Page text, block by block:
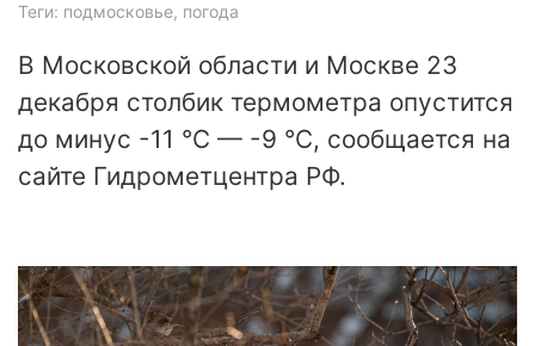
Теги: подмосковье, погода
В Московской области и Москве 23
декабря столбик термометра опустится
до минус -11 °C — -9 °C, сообщается на
сайте Гидрометцентра РФ.